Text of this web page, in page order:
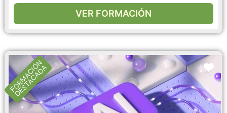
VER FORMACIÓN
FORMACIÓN
DESTACADA